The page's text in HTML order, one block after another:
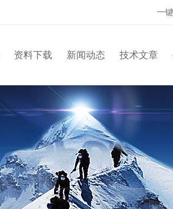
一
资料下载 新闻动态 技术文章